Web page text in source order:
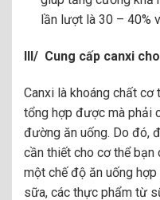
lần lượt là 30 – 40%
lll/ Cung cấp canxi
Canxi là khoáng chất cơ
tổng hợp được mà phải
đường ăn uống. Do đó,
cần thiết cho cơ thể
một chế độ ăn uống
sữa, các thực phẩm từ